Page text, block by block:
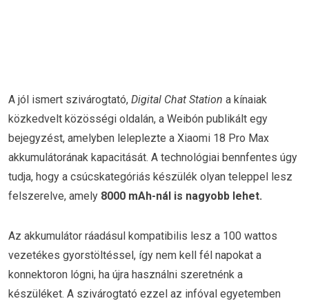
A jól ismert szivárogtató, Digital Chat Station a kínaiak
közkedvelt közösségi oldalán, a Weibón publikált egy
bejegyzést, amelyben leleplezte a Xiaomi 18 Pro Max
akkumulátorának kapacitását. A technológiai bennfentes úgy
tudja, hogy a csúcskategóriás készülék olyan teleppel lesz
felszerelve, amely 8000 mAh-nál is nagyobb lehet.
Az akkumulátor ráadásul kompatibilis lesz a 100 wattos
vezetékes gyorstöltéssel, így nem kell fél napokat a
konnektoron lógni, ha újra használni szeretnénk a
készüléket. A szivárogtató ezzel az infóval egyetemben